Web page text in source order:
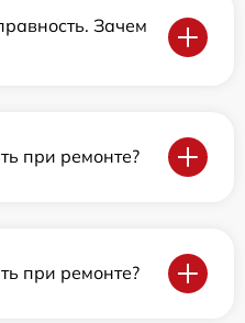
Зачем
при ремонте?
при ремонте?